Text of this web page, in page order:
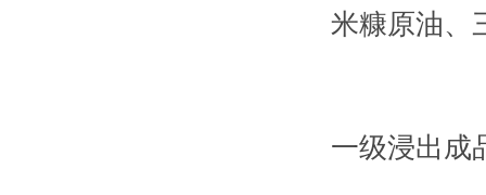
米糠原油、
一级浸出成